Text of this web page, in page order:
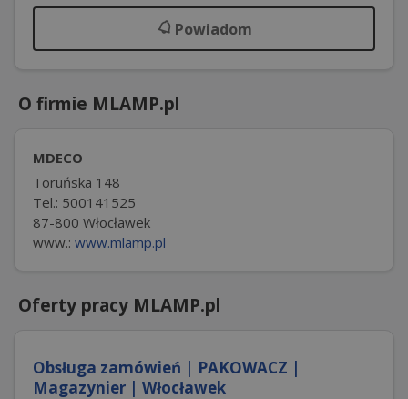
Powiadom
O firmie MLAMP.pl
MDECO
Toruńska 148
Tel.: 500141525
87-800 Włocławek
www.: www.mlamp.pl
Oferty pracy MLAMP.pl
Obsługa zamówień | PAKOWACZ |
Magazynier | Włocławek